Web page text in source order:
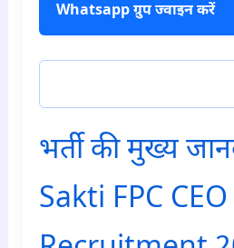
Whatsapp ग्रुप ज्वाइन करें
भर्ती की मुख्य
Sakti FPC CEO